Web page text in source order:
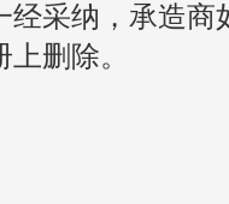
经采纳，承造商
删除。